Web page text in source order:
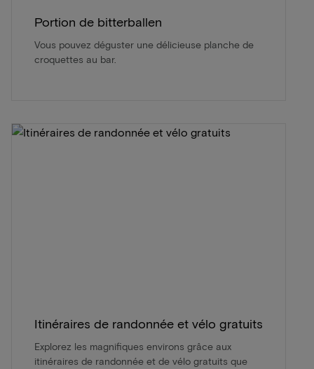
Portion de bitterballen
Vous pouvez déguster une délicieuse planche de
croquettes au bar.
Itinéraires de randonnée et vélo gratuits
Explorez les magnifiques environs grâce aux
itinéraires de randonnée et de vélo gratuits que